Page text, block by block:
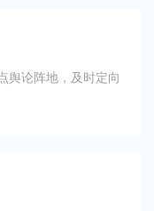
舆论阵地，及时定向